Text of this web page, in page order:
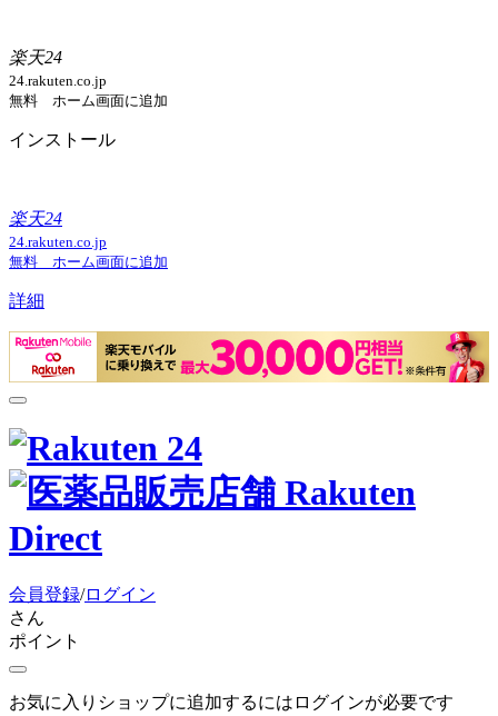
楽天24
24.rakuten.co.jp
無料 ホーム画面に追加
インストール
楽天24
24.rakuten.co.jp
無料 ホーム画面に追加
詳細
会員登録/ログイン
さん
ポイント
お気に入りショップに追加するにはログインが必要です